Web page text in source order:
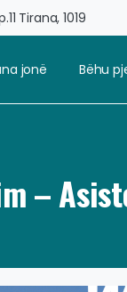
Tirana, 1019
jonë Bëhu
–